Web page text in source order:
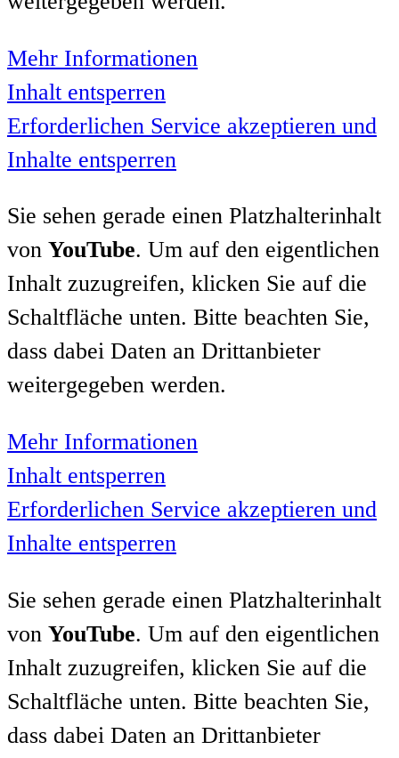
Mehr Informationen
Inhalt entsperren
Erforderlichen Service akzeptieren und
Inhalte entsperren
Sie sehen gerade einen Platzhalterinhalt
von YouTube. Um auf den eigentlichen
Inhalt zuzugreifen, klicken Sie auf die
Schaltfläche unten. Bitte beachten Sie,
dass dabei Daten an Drittanbieter
weitergegeben werden.
Mehr Informationen
Inhalt entsperren
Erforderlichen Service akzeptieren und
Inhalte entsperren
Sie sehen gerade einen Platzhalterinhalt
von YouTube. Um auf den eigentlichen
Inhalt zuzugreifen, klicken Sie auf die
Schaltfläche unten. Bitte beachten Sie,
dass dabei Daten an Drittanbieter